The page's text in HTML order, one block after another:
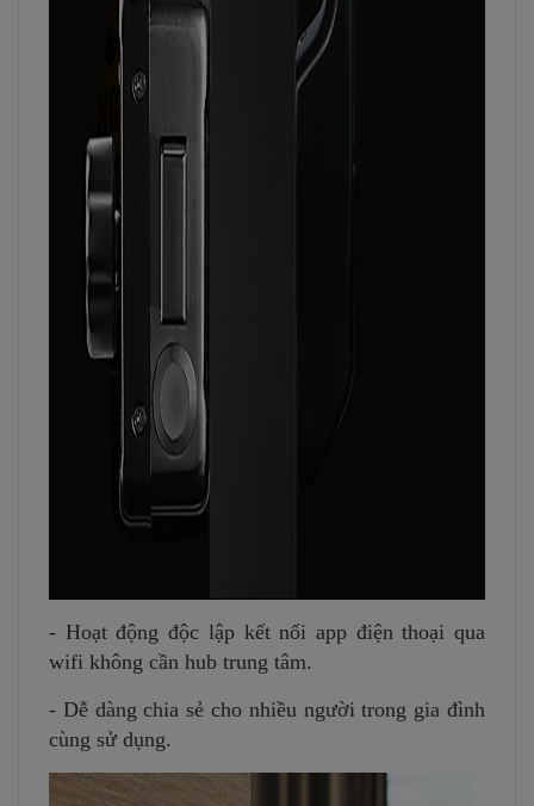
- Hoạt động độc lập kết nối app điện thoại qua
wifi không cần hub trung tâm.
- Dễ dàng chia sẻ cho nhiều người trong gia đình
cùng sử dụng.